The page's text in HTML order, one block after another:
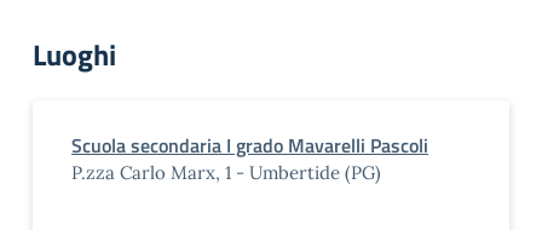
riassumere testi lunghi,
riferimenti espliciti alle
fonti utilizzate . Ricerca
Avanzata: Utilizza
Luoghi
Scuola secondaria I grado Mavarelli Pascoli
P.zza Carlo Marx, 1 - Umbertide (PG)